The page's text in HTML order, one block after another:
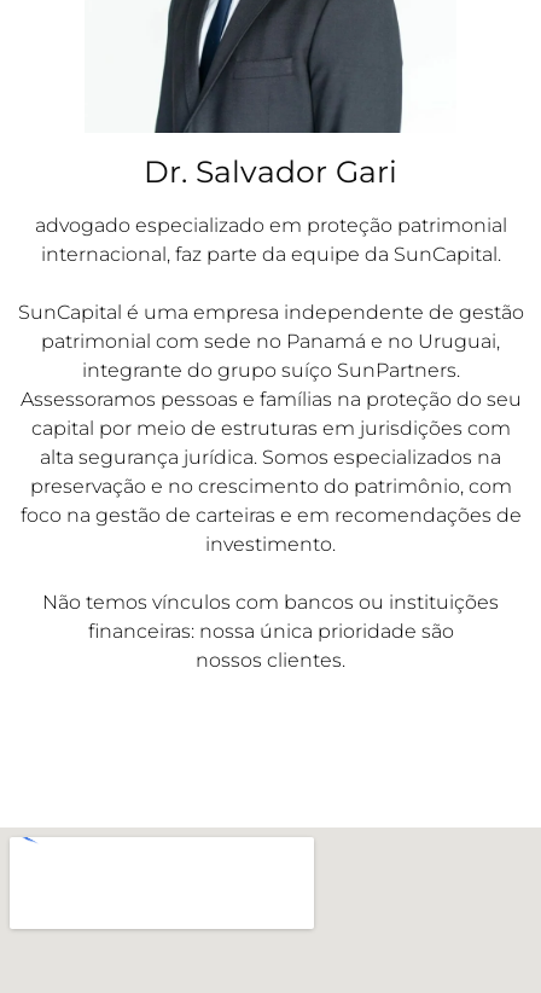
Dr. Salvador Gari
advogado especializado em proteção patrimonial
internacional, faz parte da equipe da SunCapital.
SunCapital é uma empresa independente de gestão
patrimonial com sede no Panamá e no Uruguai,
integrante do grupo suíço SunPartners.
Assessoramos pessoas e famílias na proteção do seu
capital por meio de estruturas em jurisdições com
alta segurança jurídica. Somos especializados na
preservação e no crescimento do patrimônio, com
foco na gestão de carteiras e em recomendações de
investimento.
Não temos vínculos com bancos ou instituições
financeiras: nossa única prioridade são
nossos clientes.